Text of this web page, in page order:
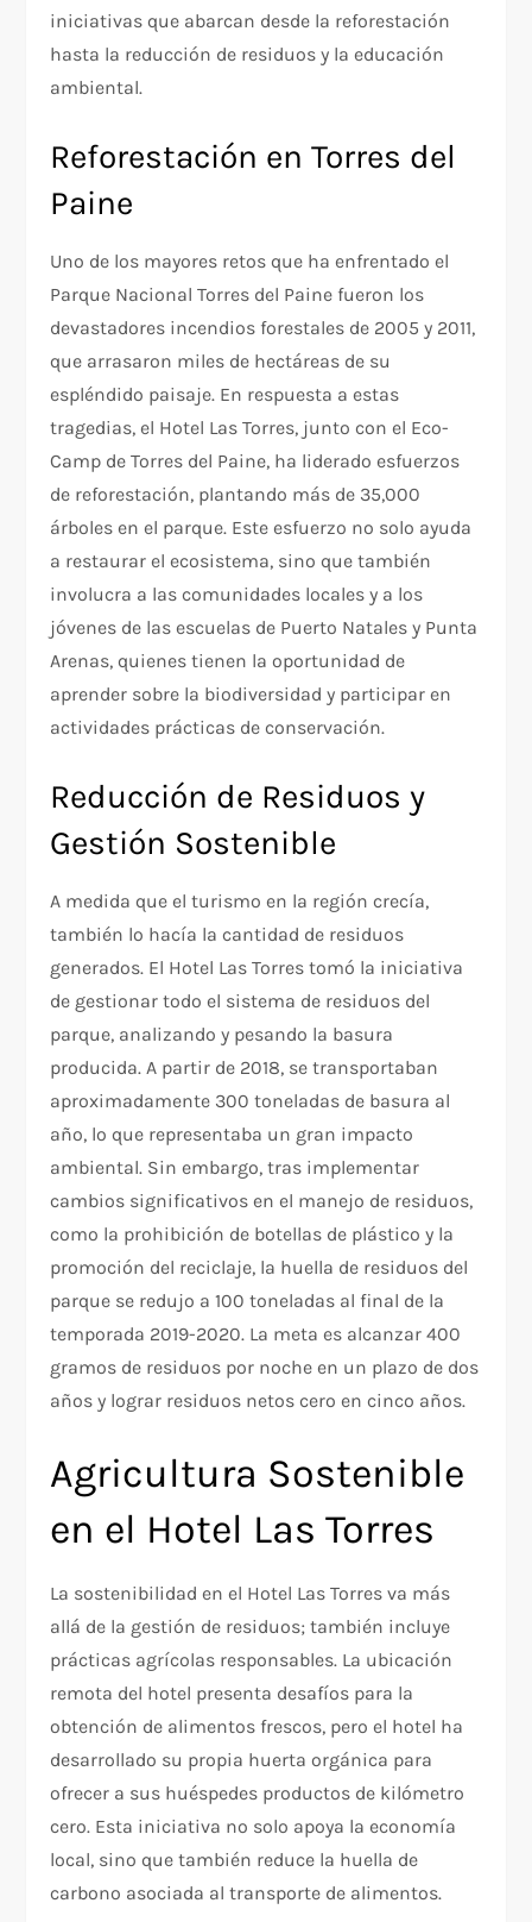
iniciativas que abarcan desde la reforestación
hasta la reducción de residuos y la educación
ambiental.
Reforestación en Torres del
Paine
Uno de los mayores retos que ha enfrentado el
Parque Nacional Torres del Paine fueron los
devastadores incendios forestales de 2005 y 2011,
que arrasaron miles de hectáreas de su
espléndido paisaje. En respuesta a estas
tragedias, el Hotel Las Torres, junto con el Eco-
Camp de Torres del Paine, ha liderado esfuerzos
de reforestación, plantando más de 35,000
árboles en el parque. Este esfuerzo no solo ayuda
a restaurar el ecosistema, sino que también
involucra a las comunidades locales y a los
jóvenes de las escuelas de Puerto Natales y Punta
Arenas, quienes tienen la oportunidad de
aprender sobre la biodiversidad y participar en
actividades prácticas de conservación.
Reducción de Residuos y
Gestión Sostenible
A medida que el turismo en la región crecía,
también lo hacía la cantidad de residuos
generados. El Hotel Las Torres tomó la iniciativa
de gestionar todo el sistema de residuos del
parque, analizando y pesando la basura
producida. A partir de 2018, se transportaban
aproximadamente 300 toneladas de basura al
año, lo que representaba un gran impacto
ambiental. Sin embargo, tras implementar
cambios significativos en el manejo de residuos,
como la prohibición de botellas de plástico y la
promoción del reciclaje, la huella de residuos del
parque se redujo a 100 toneladas al final de la
temporada 2019-2020. La meta es alcanzar 400
gramos de residuos por noche en un plazo de dos
años y lograr residuos netos cero en cinco años.
Agricultura Sostenible
en el Hotel Las Torres
La sostenibilidad en el Hotel Las Torres va más
allá de la gestión de residuos; también incluye
prácticas agrícolas responsables. La ubicación
remota del hotel presenta desafíos para la
obtención de alimentos frescos, pero el hotel ha
desarrollado su propia huerta orgánica para
ofrecer a sus huéspedes productos de kilómetro
cero. Esta iniciativa no solo apoya la economía
local, sino que también reduce la huella de
carbono asociada al transporte de alimentos.